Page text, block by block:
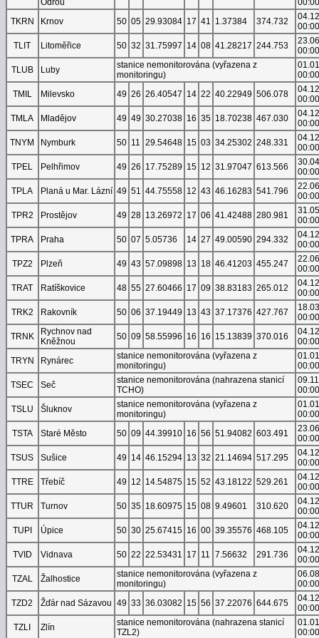
Odrou
00:00
TKRN
Krnov 50 05 29.93084 17 41 1.37384 374.732
00:00
TLIT
Litoměřice 50 32 31.75997 14 08 41.28217 244.753
00:00
TLUB
Luby
stanice nemonitorována (vyřazena z
monitoringu)
00:00
TMIL
Milevsko 49 26 26.40547 14 22 40.22949 506.078
00:00
TMLA
Mladějov 49 49 30.27038 16 35 18.70238 467.030
00:00
TNYM
Nymburk 50 11 29.54648 15 03 34.25302 248.331
00:00
TPEL
Pelhřimov 49 26 17.75289 15 12 31.97047 613.566
00:00
TPLA
Planá u Mar. Lázní 49 51 44.75558 12 43 46.16283 541.796
00:00
TPR2
Prostějov 49 28 13.26972 17 06 41.42488 280.981
00:00
TPRA
Praha 50 07 5.05736 14 27 49.00590 294.332
00:00
TPZ2
Plzeň 49 43 57.09898 13 18 46.41203 455.247
00:00
TRAT
Ratíškovice 48 55 27.60466 17 09 38.83183 265.012
00:00
TRK2
Rakovník 50 06 37.19449 13 43 37.17376 427.767
00:00
TRNK
Rychnov nad
Kněžnou
50 09 58.55996 16 16 15.13839 370.016
00:00
TRYN
Rynárec
stanice nemonitorována (vyřazena z
monitoringu)
00:00
TSEC
Seč
stanice nemonitorována (nahrazena stanicí
TCHO)
00:00
TSLU
Šluknov
stanice nemonitorována (vyřazena z
monitoringu)
00:00
TSTA
Staré Město 50 09 44.39910 16 56 51.94082 603.491
00:00
TSUS
Sušice 49 14 46.15294 13 32 21.14694 517.295
00:00
TTRE
Třebíč 49 12 14.54875 15 52 43.18122 529.261
00:00
TTUR
Turnov 50 35 18.60975 15 08 9.49601 310.620
00:00
TUPI
Úpice 50 30 25.67415 16 00 39.35576 468.105
00:00
TVID
Vidnava 50 22 22.53431 17 11 7.56632 291.736
00:00
TZAL
Žalhostice
stanice nemonitorována (vyřazena z
monitoringu)
00:00
TZD2
Žďár nad Sázavou 49 33 36.03082 15 56 37.22076 644.675
00:00
TZLI
Zlín
stanice nemonitorována (nahrazena stanicí
TZL2)
00:00